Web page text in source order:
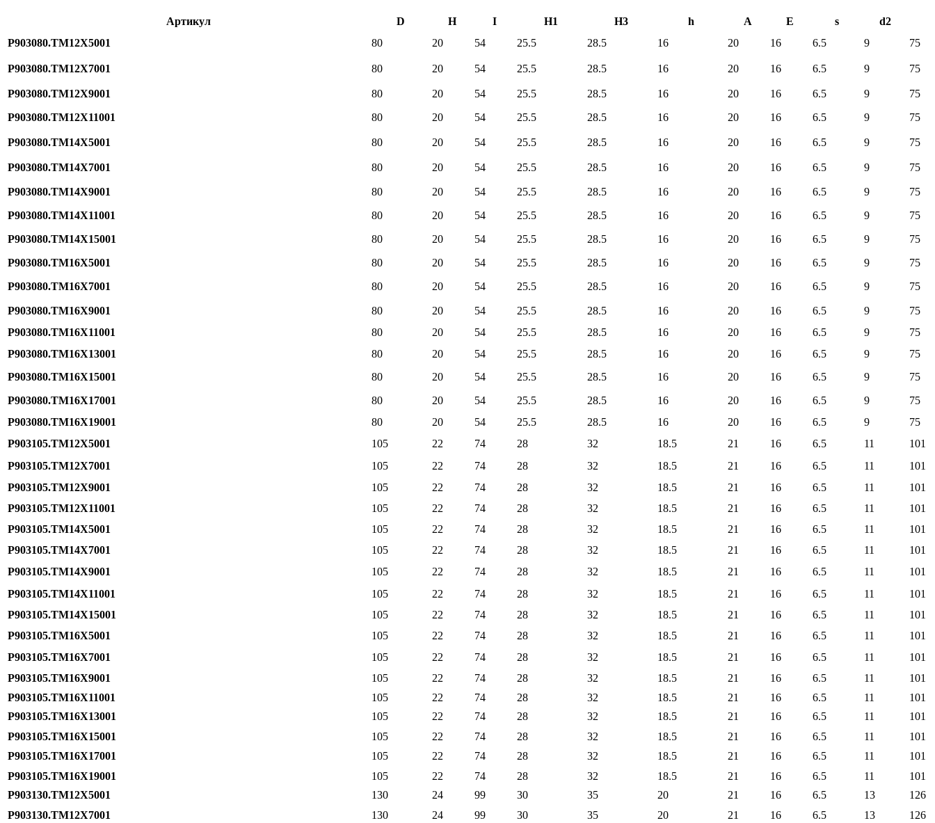
Артикул D H I H1 H3 h A E s
d2
P903080.TM12X5001
80 20 54 25.5 28.5 16 20 16 6.5 9 75
P903080.TM12X7001 80 20 54 25.5 28.5 16 20 16 6.5 9 75
P903080.TM12X9001 80 20 54 25.5 28.5 16 20 16 6.5 9
75
P903080.TM12X11001
80 20 54 25.5 28.5 16 20 16 6.5 9 75
P903080.TM14X5001 80 20 54 25.5 28.5 16 20 16 6.5 9 75
P903080.TM14X7001 80 20 54 25.5 28.5 16 20 16 6.5 9 75
P903080.TM14X9001 80 20 54 25.5 28.5 16 20 16 6.5 9
75
P903080.TM14X11001
80 20 54 25.5 28.5 16 20 16 6.5 9
75
P903080.TM14X15001
80 20 54 25.5 28.5 16 20 16 6.5 9
75
P903080.TM16X5001
80 20 54 25.5 28.5 16 20 16 6.5 9
75
P903080.TM16X7001
80 20 54 25.5 28.5 16 20 16 6.5 9 75
P903080.TM16X9001 80 20 54 25.5 28.5 16 20 16 6.5 9
75
P903080.TM16X11001
80 20 54 25.5 28.5 16 20 16 6.5 9
75
P903080.TM16X13001
80 20 54 25.5 28.5 16 20 16 6.5 9
75
P903080.TM16X15001
80 20 54 25.5 28.5 16 20 16 6.5 9
75
P903080.TM16X17001
80 20 54 25.5 28.5 16 20 16 6.5 9
75
P903080.TM16X19001
80 20 54 25.5 28.5 16 20 16 6.5 9
75
P903105.TM12X5001
105 22 74 28 32 18.5 21 16 6.5 11
101
P903105.TM12X7001
105 22 74 28 32 18.5 21 16 6.5 11
101
P903105.TM12X9001
105 22 74 28 32 18.5 21 16 6.5 11
101
P903105.TM12X11001
105 22 74 28 32 18.5 21 16 6.5 11
101
P903105.TM14X5001
105 22 74 28 32 18.5 21 16 6.5 11
101
P903105.TM14X7001
105 22 74 28 32 18.5 21 16 6.5 11
101
P903105.TM14X9001
105 22 74 28 32 18.5 21 16 6.5 11
101
P903105.TM14X11001
105 22 74 28 32 18.5 21 16 6.5 11
101
P903105.TM14X15001
105 22 74 28 32 18.5 21 16 6.5 11
101
P903105.TM16X5001
105 22 74 28 32 18.5 21 16 6.5 11
101
P903105.TM16X7001
105 22 74 28 32 18.5 21 16 6.5 11
101
P903105.TM16X9001
105 22 74 28 32 18.5 21 16 6.5 11
101
P903105.TM16X11001
105 22 74 28 32 18.5 21 16 6.5 11
101
P903105.TM16X13001
105 22 74 28 32 18.5 21 16 6.5 11
101
P903105.TM16X15001
105 22 74 28 32 18.5 21 16 6.5 11
101
P903105.TM16X17001
105 22 74 28 32 18.5 21 16 6.5 11
101
P903105.TM16X19001
105 22 74 28 32 18.5 21 16 6.5 11
101
P903130.TM12X5001
130 24 99 30 35 20 21 16 6.5 13
126
P903130.TM12X7001
130 24 99 30 35 20 21 16 6.5 13 126